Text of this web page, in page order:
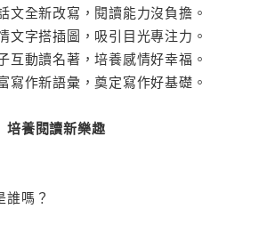
全新改寫，閱讀能力沒負擔。
字搭插圖，吸引目光專注力。
動讀名著，培養感情好幸福。
作新語彙，奠定寫作好基礎。
養閱讀新樂趣
誰嗎？